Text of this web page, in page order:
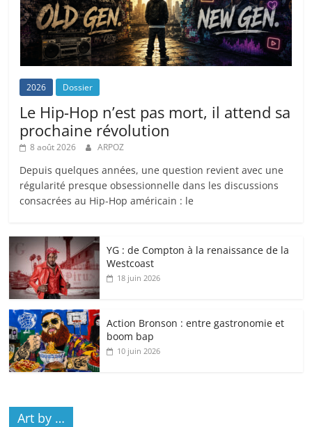
2026 Dossier
Le Hip-Hop n’est pas mort, il attend sa
prochaine révolution
8 août 2026 ARPOZ
Depuis quelques années, une question revient avec une
régularité presque obsessionnelle dans les discussions
consacrées au Hip-Hop américain : le
YG : de Compton à la renaissance de la
Westcoast
18 juin 2026
Action Bronson : entre gastronomie et
boom bap
10 juin 2026
Art by …